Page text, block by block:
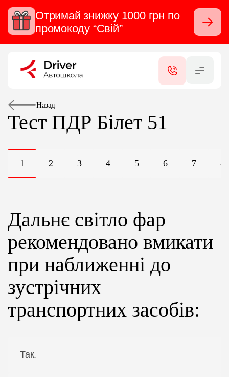
Отримай знижку 1000 грн по
промокоду “Свій”
Закрити
КАТЕГОРІЇ
ПОСЛУГИ
СЕРТИФІКАТИ
ФІЛІАЛИ
ВІДГУКИ
ЦІНИ
ГРАФІК
ІНСТРУКТОРИ
Назад
Тест ПДР Білет 51
1 2 3 4 5 6 7 8
Дальнє світло фар
рекомендовано вмикати
при наближенні до
зустрічних
транспортних засобів:
Так.